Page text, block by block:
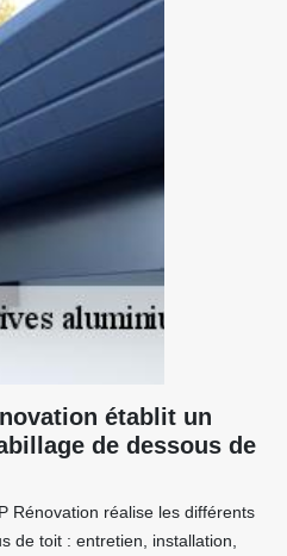
établit un
de dessous de
Rénovation réalise les différents
de toit : entretien, installation,